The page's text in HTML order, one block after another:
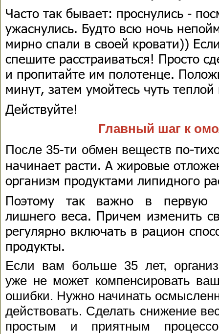
Часто так бывает: проснулись -
ужаснулись. Будто всю ночь
мирно спали в своей кровати))
спешите расстраиваться! Просто
и пропитайте им полотенце.
минут, затем умойтесь чуть
Действуйте!
Главный шаг к
После 35-ти обмен веществ по-
начинает расти. А жировые
организм продуктами липидного
Поэтому так важно в первую
лишнего веса. Причем изменить
регулярно включать в рацион
продукты.
Если вам больше 35 лет,
уже не может компенсировать
ошибки. Нужно начинать
действовать. Сделать снижение
простым и приятным